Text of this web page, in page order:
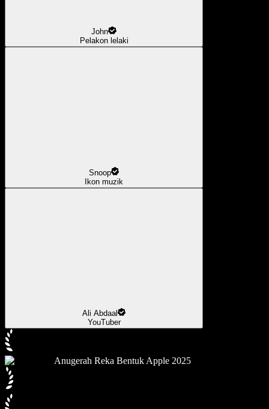
John
Pelakon lelaki
Snoop
Ikon muzik
Ali Abdaal
YouTuber
Anugerah Reka Bentuk Apple 2025